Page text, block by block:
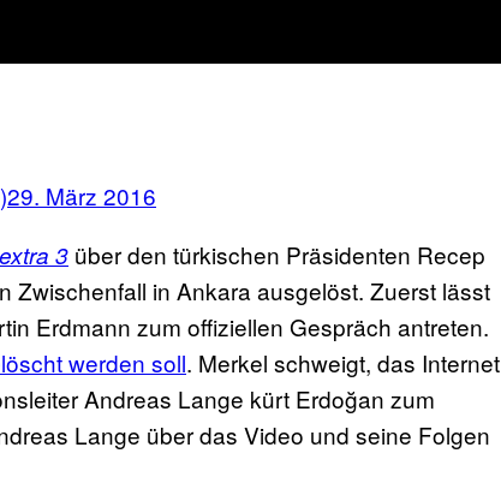
29. März 2016
3 über den türkischen Präsidenten Recep
Zwischenfall in Ankara ausgelöst. Zuerst lässt
Erdmann zum offiziellen Gespräch antreten.
werden soll. Merkel schweigt, das Internet
Andreas Lange kürt Erdoğan zum
Lange über das Video und seine Folgen